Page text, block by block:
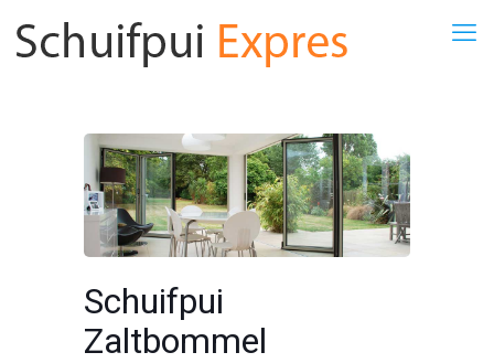
Schuifpui
Zaltbommel